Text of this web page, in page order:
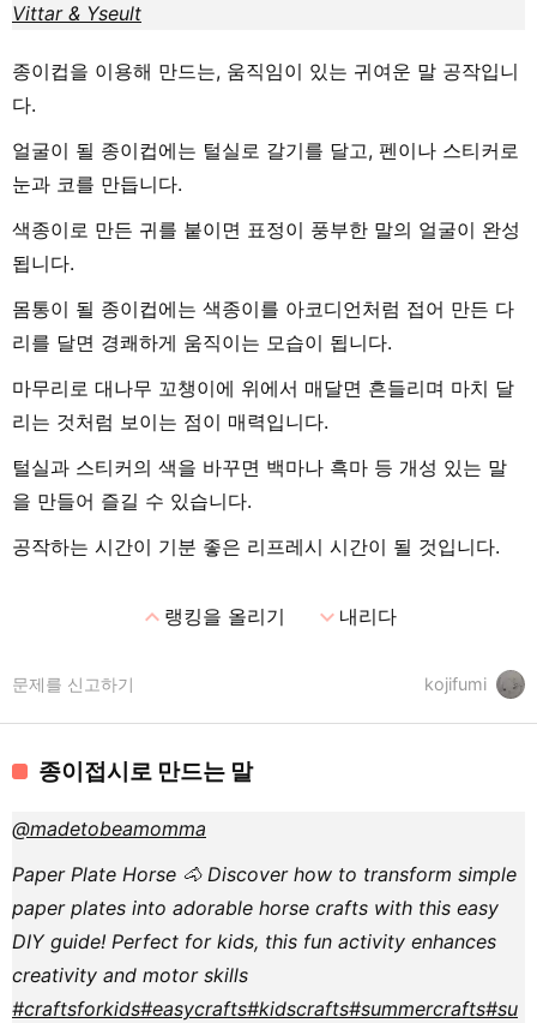
Vittar & Yseult
종이컵을 이용해 만드는, 움직임이 있는 귀여운 말 공작입니
다.
얼굴이 될 종이컵에는 털실로 갈기를 달고, 펜이나 스티커로
눈과 코를 만듭니다.
색종이로 만든 귀를 붙이면 표정이 풍부한 말의 얼굴이 완성
됩니다.
몸통이 될 종이컵에는 색종이를 아코디언처럼 접어 만든 다
리를 달면 경쾌하게 움직이는 모습이 됩니다.
마무리로 대나무 꼬챙이에 위에서 매달면 흔들리며 마치 달
리는 것처럼 보이는 점이 매력입니다.
털실과 스티커의 색을 바꾸면 백마나 흑마 등 개성 있는 말
을 만들어 즐길 수 있습니다.
공작하는 시간이 기분 좋은 리프레시 시간이 될 것입니다.
expand_less랭킹을 올리기 expand_more내리다
kojifumi
문제를 신고하기
종이접시로 만드는 말
@madetobeamomma
Paper Plate Horse 🐴 Discover how to transform simple
paper plates into adorable horse crafts with this easy
DIY guide! Perfect for kids, this fun activity enhances
creativity and motor skills
#craftsforkids#easycrafts#kidscrafts#summercrafts#su